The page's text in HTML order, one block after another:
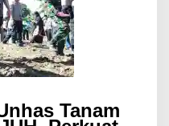
Tanam